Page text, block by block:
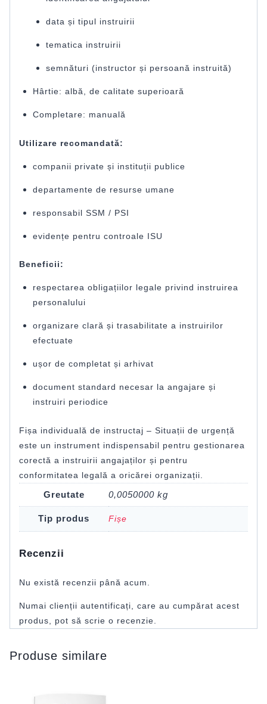
data și tipul instruirii
tematica instruirii
semnături (instructor și persoană instruită)
Hârtie: albă, de calitate superioară
Completare: manuală
Utilizare recomandată:
companii private și instituții publice
departamente de resurse umane
responsabil SSM / PSI
evidențe pentru controale ISU
Beneficii:
respectarea obligațiilor legale privind instruirea
personalului
organizare clară și trasabilitate a instruirilor
efectuate
ușor de completat și arhivat
document standard necesar la angajare și
instruiri periodice
Fișa individuală de instructaj – Situații de urgență
este un instrument indispensabil pentru gestionarea
corectă a instruirii angajaților și pentru
conformitatea legală a oricărei organizații.
Greutate 0,0050000 kg
Tip produs Fișe
Recenzii
Nu există recenzii până acum.
Numai clienții autentificați, care au cumpărat acest
produs, pot să scrie o recenzie.
Produse similare